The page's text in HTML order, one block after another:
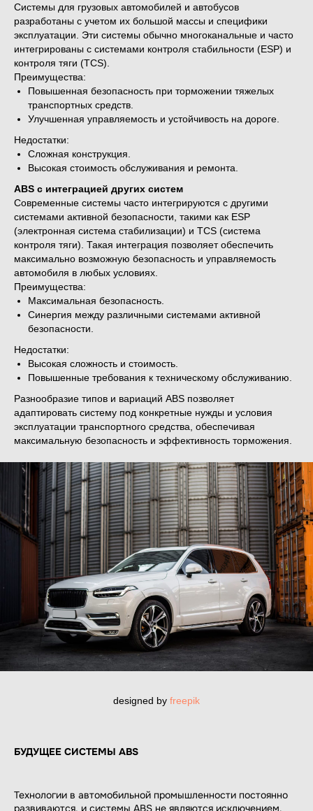
Системы для грузовых автомобилей и автобусов
разработаны с учетом их большой массы и специфики
эксплуатации. Эти системы обычно многоканальные и часто
интегрированы с системами контроля стабильности (ESP) и
контроля тяги (TCS).
Преимущества:
Повышенная безопасность при торможении тяжелых
транспортных средств.
Улучшенная управляемость и устойчивость на дороге.
Недостатки:
Сложная конструкция.
Высокая стоимость обслуживания и ремонта.
ABS с интеграцией других систем
Современные системы часто интегрируются с другими
системами активной безопасности, такими как ESP
(электронная система стабилизации) и TCS (система
контроля тяги). Такая интеграция позволяет обеспечить
максимально возможную безопасность и управляемость
автомобиля в любых условиях.
Преимущества:
Максимальная безопасность.
Синергия между различными системами активной
безопасности.
Недостатки:
Высокая сложность и стоимость.
Повышенные требования к техническому обслуживанию.
Разнообразие типов и вариаций ABS позволяет
адаптировать систему под конкретные нужды и условия
эксплуатации транспортного средства, обеспечивая
максимальную безопасность и эффективность торможения.
designed by freepik
БУДУЩЕЕ СИСТЕМЫ ABS
Технологии в автомобильной промышленности постоянно
развиваются, и системы ABS не являются исключением.